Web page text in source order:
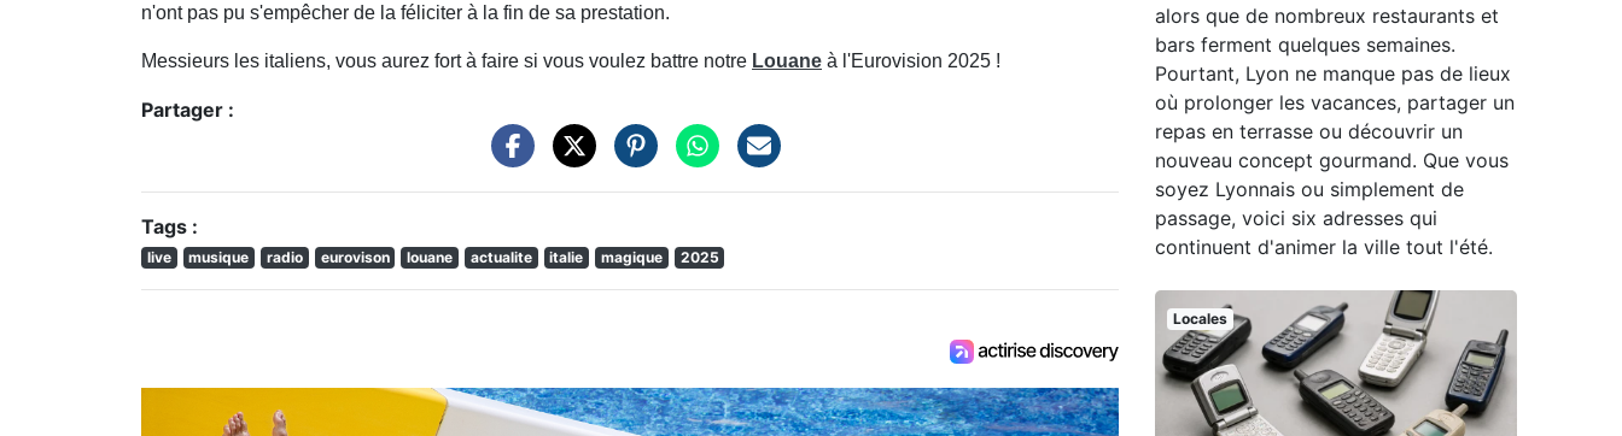
n'ont pas pu s'empêcher de la féliciter à la fin de sa prestation.
Messieurs les italiens, vous aurez fort à faire si vous voulez battre notre Louane à l'Eurovision 2025 !
Partager :
Tags :
live musique radio eurovison louane actualite italie magique 2025
alors que de nombreux restaurants et
bars ferment quelques semaines.
Pourtant, Lyon ne manque pas de lieux
où prolonger les vacances, partager un
repas en terrasse ou découvrir un
nouveau concept gourmand. Que vous
soyez Lyonnais ou simplement de
passage, voici six adresses qui
continuent d'animer la ville tout l'été.
Locales